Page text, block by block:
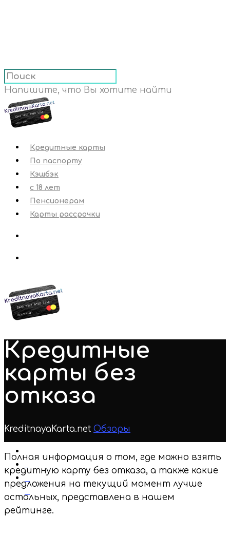
Напишите, что Вы хотите найти
Кредитные карты
По паспорту
Кэшбэк
с 18 лет
Пенсионерам
Карты рассрочки
Кредитные
карты без
отказа
KreditnayaKarta.net Обзоры
Нет комментариев
0
0
Полная информация о том, где можно взять
кредитную карту без отказа, а также какие
предложения на текущий момент лучше
остальных, представлена в нашем
рейтинге.